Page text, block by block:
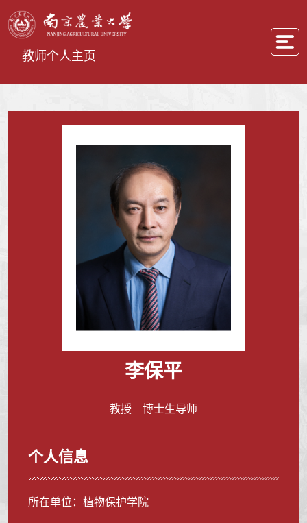
教师个人主页
李保平
教授 博士生导师
个人信息
所在单位：植物保护学院